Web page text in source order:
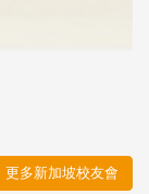
更多新加坡校友會